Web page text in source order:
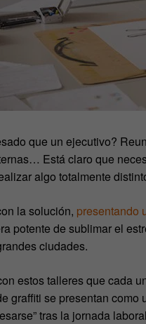
que un ejecutivo?
Está claro que
algo totalmente
la solución, presentando
potente de sublimar el
ciudades.
estos talleres que cada
graffiti se presentan
tras la jornada